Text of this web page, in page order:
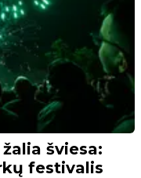
šviesa:
festivalis